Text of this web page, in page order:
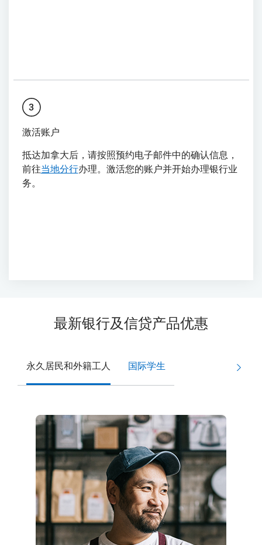
激活账户
抵达加拿大后，请按照预约电子邮件中的确认信息，
前往当地分行办理。激活您的账户并开始办理银行业
务。
最新银行及信贷产品优惠
永久居民和外籍工人 国际学生